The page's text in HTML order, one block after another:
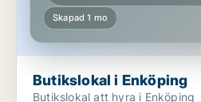
Skapad 1 mo
Butikslokal i Enköping
Butikslokal att hyra i Enköping